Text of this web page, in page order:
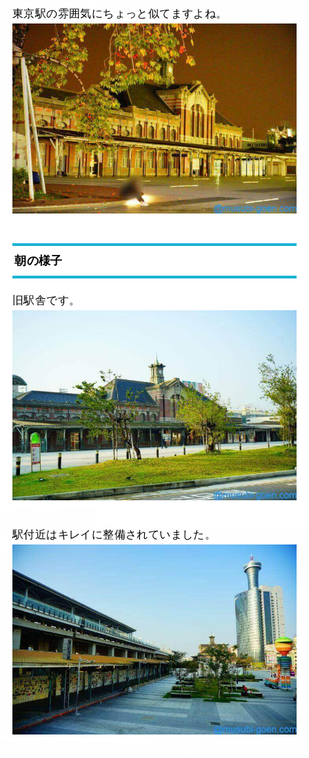
東京駅の雰囲気にちょっと似てますよね。
朝の様子
旧駅舎です。
駅付近はキレイに整備されていました。